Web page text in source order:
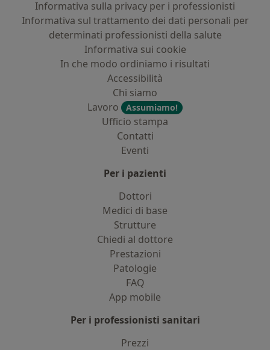
Informativa sulla privacy per i professionisti
Informativa sul trattamento dei dati personali per
determinati professionisti della salute
Informativa sui cookie
In che modo ordiniamo i risultati
Accessibilità
Chi siamo
Lavoro
Assumiamo!
Ufficio stampa
Contatti
Eventi
Per i pazienti
Dottori
Medici di base
Strutture
Chiedi al dottore
Prestazioni
Patologie
FAQ
App mobile
Per i professionisti sanitari
Prezzi